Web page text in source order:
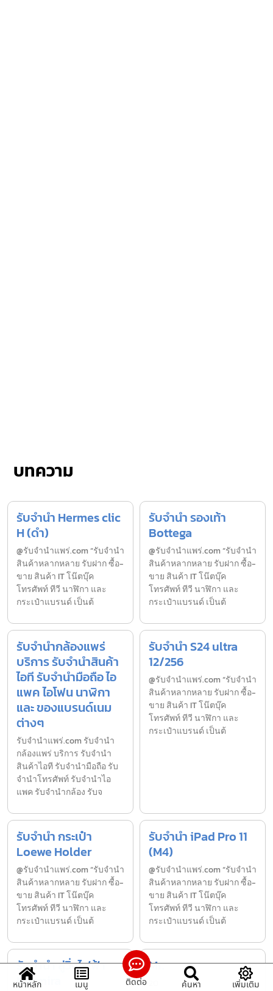
บทความ
รับจำนำ Hermes clic
H (ดำ)
@รับจำนำแพร่.com “รับจำนำ
สินค้าหลากหลาย รับฝาก ซื้อ-
ขาย สินค้า IT โน๊ตบุ๊ค
โทรศัพท์ ทีวี นาฬิกา และ
กระเป๋าแบรนด์ เป็นต้
รับจำนำ รองเท้า
Bottega
@รับจำนำแพร่.com “รับจำนำ
สินค้าหลากหลาย รับฝาก ซื้อ-
ขาย สินค้า IT โน๊ตบุ๊ค
โทรศัพท์ ทีวี นาฬิกา และ
กระเป๋าแบรนด์ เป็นต้
รับจำนำกล้องแพร่
บริการ รับจำนำสินค้า
ไอที รับจำนำมือถือ ไอ
แพค ไอโฟน นาฬิกา
และ ของแบรนด์เนม
ต่างๆ
รับจํานําแพร่.com รับจำนำ
กล้องแพร่ บริการ รับจำนำ
สินค้าไอที รับจำนำมือถือ รับ
จำนำโทรศัพท์ รับจำนำไอ
แพค รับจำนำกล้อง รับจ
รับจำนำ S24 ultra
12/256
@รับจำนำแพร่.com “รับจำนำ
สินค้าหลากหลาย รับฝาก ซื้อ-
ขาย สินค้า IT โน๊ตบุ๊ค
โทรศัพท์ ทีวี นาฬิกา และ
กระเป๋าแบรนด์ เป็นต้
รับจำนำ กระเป๋า
Loewe Holder
@รับจำนำแพร่.com “รับจำนำ
สินค้าหลากหลาย รับฝาก ซื้อ-
ขาย สินค้า IT โน๊ตบุ๊ค
โทรศัพท์ ทีวี นาฬิกา และ
กระเป๋าแบรนด์ เป็นต้
รับจำนำ iPad Pro 11
(M4)
@รับจำนำแพร่.com “รับจำนำ
สินค้าหลากหลาย รับฝาก ซื้อ-
ขาย สินค้า IT โน๊ตบุ๊ค
โทรศัพท์ ทีวี นาฬิกา และ
กระเป๋าแบรนด์ เป็นต้
รับจำนำ ลู่วิ่งไฟฟ้า
Mermira
Mr.
หน้าหลัก เมนู ติดต่อ ค้นหา เพิ่มเติม